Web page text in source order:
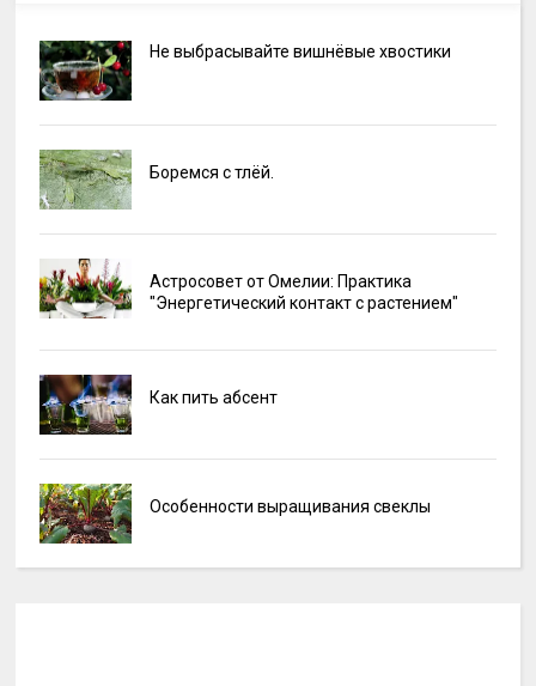
Не выбрасывайте вишнёвые хвостики
Боремся с тлёй.
Астросовет от Омелии: Практика
"Энергетический контакт с растением"
Как пить абсент
Особенности выращивания свеклы